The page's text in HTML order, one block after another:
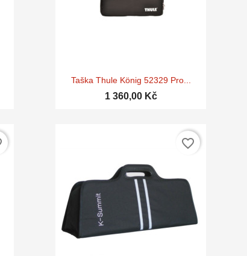
Rychlý náhled
Taška Thule König 52329 Pro...
1 360,00 Kč
favorite_border